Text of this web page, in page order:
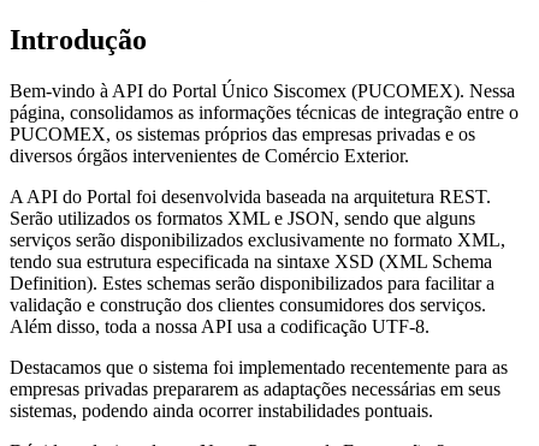
Introdução
Bem-vindo à API do Portal Único Siscomex (PUCOMEX). Nessa
página, consolidamos as informações técnicas de integração entre o
PUCOMEX, os sistemas próprios das empresas privadas e os
diversos órgãos intervenientes de Comércio Exterior.
A API do Portal foi desenvolvida baseada na arquitetura REST.
Serão utilizados os formatos XML e JSON, sendo que alguns
serviços serão disponibilizados exclusivamente no formato XML,
tendo sua estrutura especificada na sintaxe XSD (XML Schema
Definition). Estes schemas serão disponibilizados para facilitar a
validação e construção dos clientes consumidores dos serviços.
Além disso, toda a nossa API usa a codificação UTF-8.
Destacamos que o sistema foi implementado recentemente para as
empresas privadas prepararem as adaptações necessárias em seus
sistemas, podendo ainda ocorrer instabilidades pontuais.